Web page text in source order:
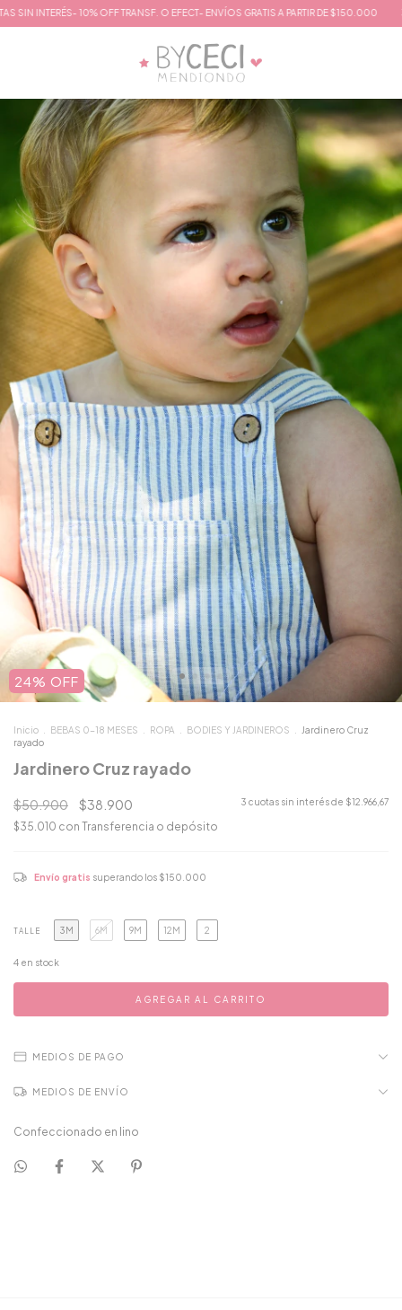
INTERÉS- 10% OFF TRANSF. O EFECT- ENVÍOS GRATIS A PARTIR DE $150.000 3
24% OFF
Inicio BEBAS 0-18 MESES ROPA BODIES Y JARDINEROS
Jardinero Cruz
rayado
Jardinero Cruz rayado
$50.900 $38.900 3 cuotas sin interés de $12.966,67
$35.010 con Transferencia o depósito
Envío gratis superando los $150.000
TALLE 3M 6M 9M 12M 2
4 en stock
MEDIOS DE PAGO
MEDIOS DE ENVÍO
Confeccionado en lino